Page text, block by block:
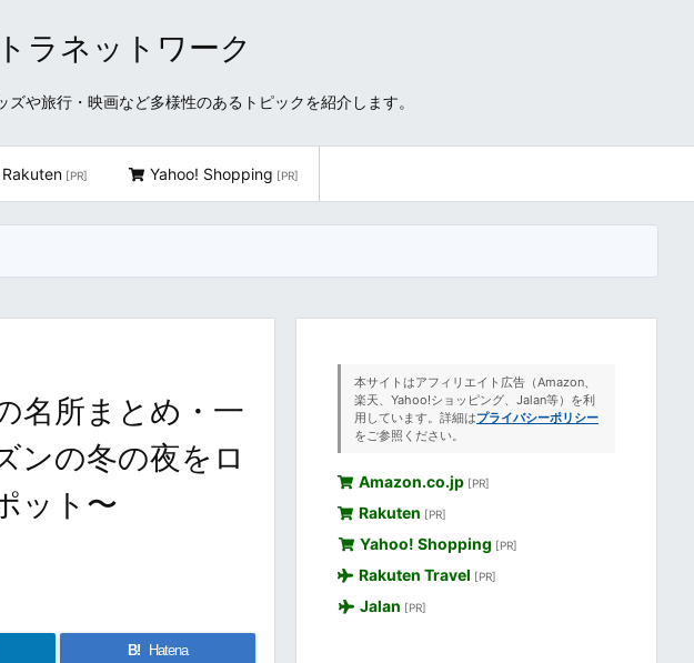
ラネットワーク
や旅行・映画など多様性のあるトピックを紹介します。
Rakuten [PR] Yahoo! Shopping [PR]
名所まとめ・一
ンの冬の夜をロ
ット〜
B! Hatena
本サイトはアフィリエイト広告（Amazon、
楽天、Yahoo!ショッピング、Jalan等）を利
用しています。詳細はプライバシーポリシー
をご参照ください。
Amazon.co.jp [PR]
Rakuten [PR]
Yahoo! Shopping [PR]
Rakuten Travel [PR]
Jalan [PR]